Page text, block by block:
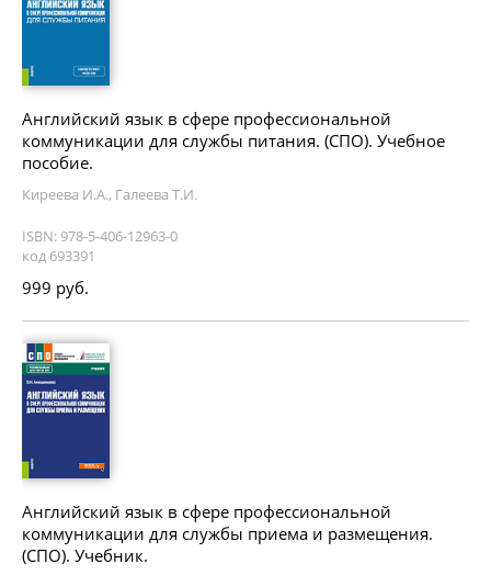
Английский язык в сфере профессиональной
коммуникации для службы питания. (СПО). Учебное
пособие.
Киреева И.А., Галеева Т.И.
ISBN: 978-5-406-12963-0
код 693391
999 руб.
Английский язык в сфере профессиональной
коммуникации для службы приема и размещения.
(СПО). Учебник.